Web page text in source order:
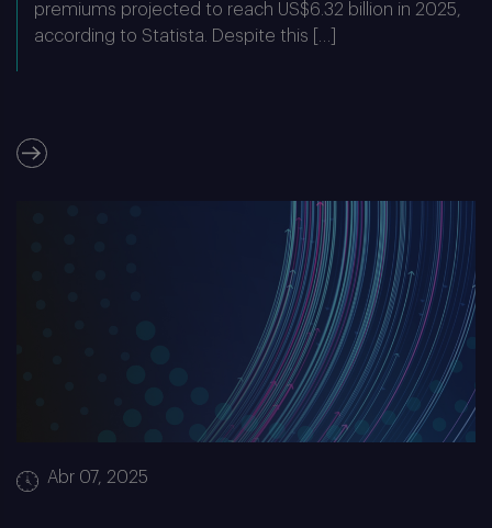
premiums projected to reach US$6.32 billion in 2025,
according to Statista. Despite this […]
Abr 07, 2025